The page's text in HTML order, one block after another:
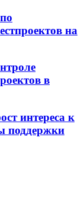
на
в
интереса к
поддержки